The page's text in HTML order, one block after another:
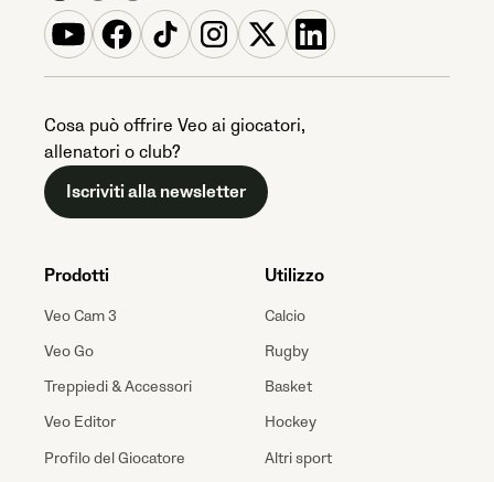
Cosa può offrire Veo ai giocatori,
allenatori o club?
Iscriviti alla newsletter
Prodotti
Veo Cam 3
Veo Go
Treppiedi & Accessori
Veo Editor
Profilo del Giocatore
Utilizzo
Calcio
Rugby
Basket
Hockey
Altri sport